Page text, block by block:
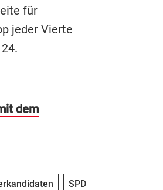
für
jeder Vierte
dem
SPD